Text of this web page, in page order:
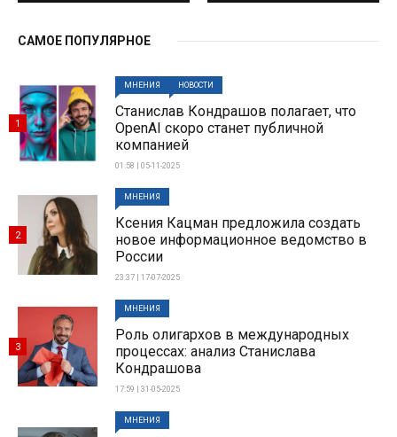
САМОЕ ПОПУЛЯРНОЕ
МНЕНИЯ НОВОСТИ
Станислав Кондрашов полагает, что
OpenAI скоро станет публичной
компанией
01:58 | 05-11-2025
1
МНЕНИЯ
Ксения Кацман предложила создать
новое информационное ведомство в
России
23:37 | 17-07-2025
2
МНЕНИЯ
Роль олигархов в международных
процессах: анализ Станислава
Кондрашова
17:59 | 31-05-2025
3
МНЕНИЯ